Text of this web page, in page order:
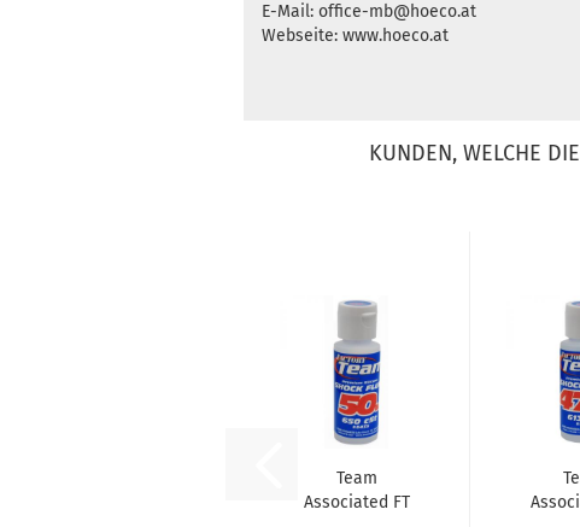
E-Mail: office-mb@hoeco.at
Webseite: www.hoeco.at
KUNDEN, WELCHE
Team
Associated FT